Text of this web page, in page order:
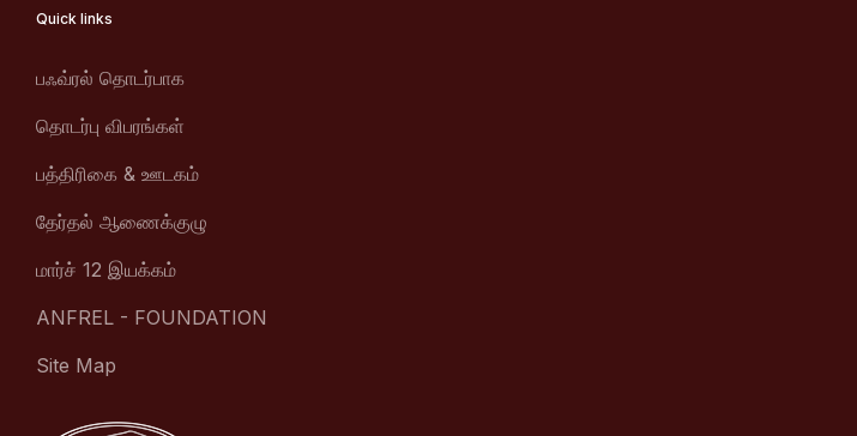
Quick links
பஃவ்ரல் தொடர்பாக
தொடர்பு விபரங்கள்
பத்திரிகை & ஊடகம்
தேர்தல் ஆணைக்குழு
மார்ச் 12 இயக்கம்
ANFREL - FOUNDATION
Site Map